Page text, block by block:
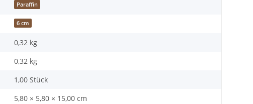
Paraffin
6 cm
0,32 kg
0,32 kg
1,00 Stück
5,80 × 5,80 × 15,00 cm